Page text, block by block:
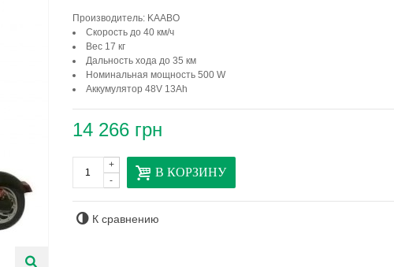
Производитель: KAABO
Скорость до 40 км/ч
Вес 17 кг
Дальность хода до 35 км
Номинальная мощность 500 W
Аккумулятор 48V 13Ah
14 266 грн
-
+ В КОРЗИНУ
К сравнению